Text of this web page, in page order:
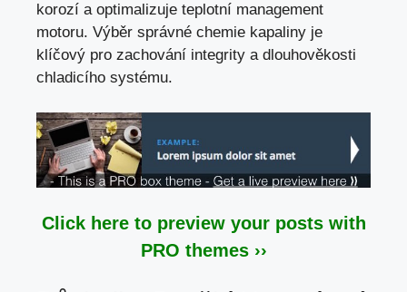
korozí a optimalizuje teplotní management
motoru. Výběr správné chemie kapaliny je
klíčový pro zachování integrity a dlouhověkosti
chladicího systému.
Click here to preview your posts with
PRO themes ››